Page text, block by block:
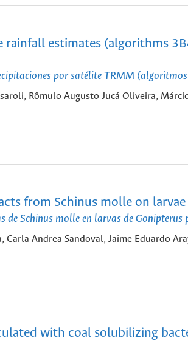
estimates (algorithms
por satélite TRMM
Rômulo Augusto Jucá Oliveira,
from Schinus molle on
de Schinus molle en larvas de Gonipterus
Carla Andrea Sandoval, Jaime Eduardo
with coal solubilizing